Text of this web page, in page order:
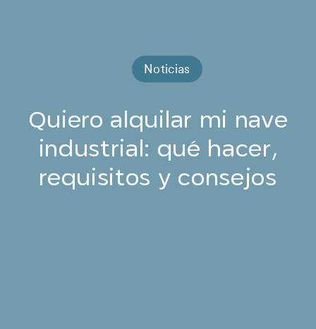
Noticias
Quiero alquilar mi nave
industrial: qué hacer,
requisitos y consejos